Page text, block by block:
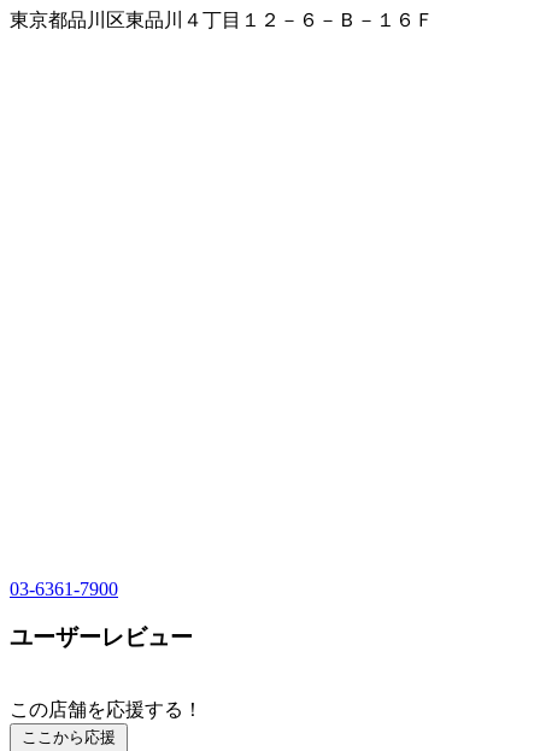
東京都品川区東品川４丁目１２－６－Ｂ－１６Ｆ
03-6361-7900
ユーザーレビュー
この店舗を応援する！
ここから応援